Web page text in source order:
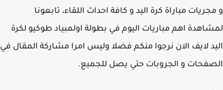
مباراة كرة اليد و كافة احداث اللقاء، تابعونا
اهم مباريات اليوم في بطولة اولمبياد طوكيو لكرة
لايف الان نرجوا منكم فضلا وليس امرا مشاركة المقال في
و الجروبات حتي يصل للجميع.